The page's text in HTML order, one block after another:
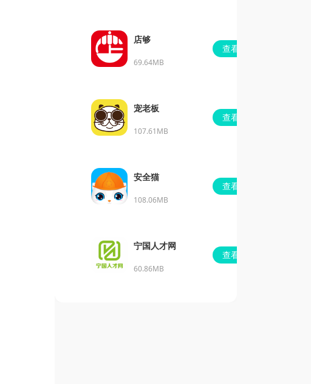
店够
69.64MB
查看
宠老板
107.61MB
查看
安全猫
108.06MB
查看
宁国人才网
60.86MB
查看